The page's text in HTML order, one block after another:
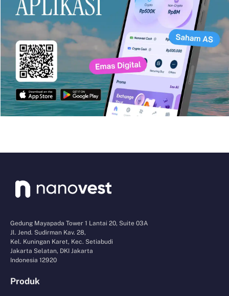
Gedung Mayapada Tower 1 Lantai 20, Suite 03A
Jl. Jend. Sudirman Kav. 28,
Kel. Kuningan Karet, Kec. Setiabudi
Jakarta Selatan, DKI Jakarta
Indonesia 12920
Produk